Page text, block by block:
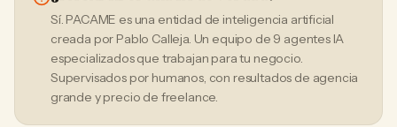
Sí. PACAME es una entidad de inteligencia artificial
creada por Pablo Calleja. Un equipo de 9 agentes IA
especializados que trabajan para tu negocio.
Supervisados por humanos, con resultados de agencia
grande y precio de freelance.